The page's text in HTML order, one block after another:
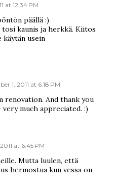
at 12:34 PM
päällä :)
kaunis ja herkkä. Kiitos
käytän usein
1, 2011 at 6:18 PM
renovation. And thank you
much appreciated. :)
at 6:45 PM
Mutta luulen, että
hermostua kun vessa on